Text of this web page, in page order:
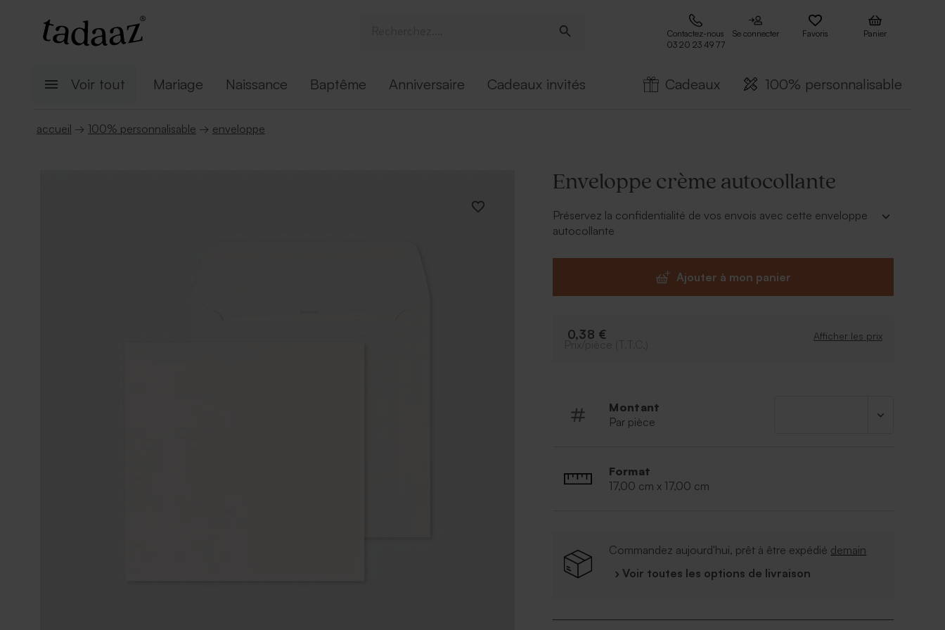
Contactez-nous
03 20 23 49 77
Se connecter Favoris Panier
Voir tout Mariage Naissance Baptême Anniversaire Cadeaux invités Cadeaux 100% personnalisable
accueil → 100% personnalisable → enveloppe
Enveloppe crème autocollante
Préservez la confidentialité de vos envois avec cette enveloppe
autocollante
Ajouter à mon panier
0,38 € Afficher les prix
Montant
Par pièce
Format
17,00 cm x 17,00 cm
Commandez aujourd'hui, prêt à être expédié demain
› Voir toutes les options de livraison